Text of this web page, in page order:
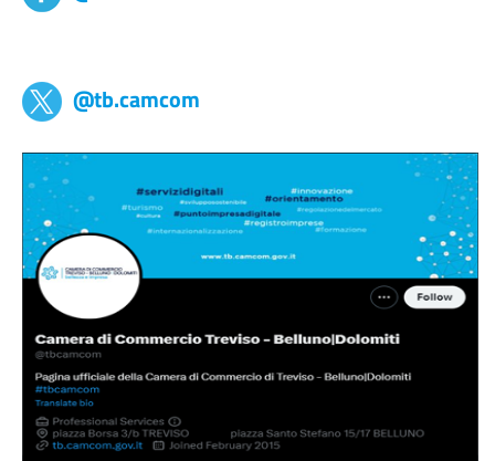
@tb.camcom